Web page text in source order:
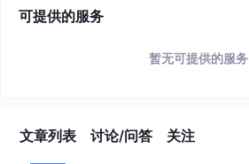
可提供的服务
暂无可提供的服务
文章列表 讨论/问答 关注